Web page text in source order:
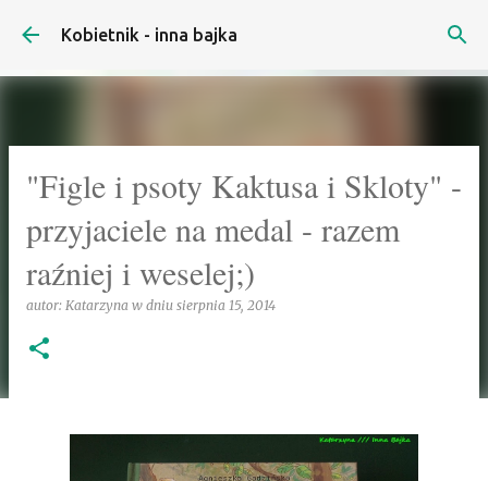
Przejdź do głównej zawartości
Kobietnik - inna bajka
"Figle i psoty Kaktusa i Skloty" -
przyjaciele na medal - razem
raźniej i weselej;)
autor: Katarzyna w dniu sierpnia 15, 2014